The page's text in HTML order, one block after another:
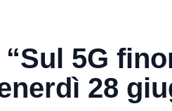
5G
28